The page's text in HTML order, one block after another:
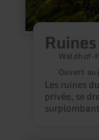
Waldhof-
Ouvert
Les ruines
privée, se